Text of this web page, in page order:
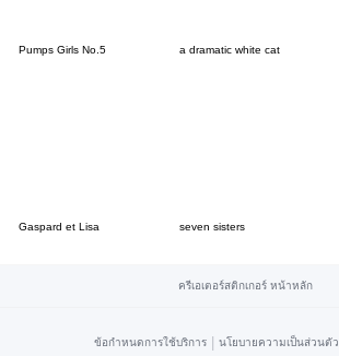
Pumps Girls No.5 a dramatic white cat
Gaspard et Lisa seven sisters
ครีเอเตอร์สติกเกอร์ หน้าหลัก
ข้อกำหนดการใช้บริการ | นโยบายความเป็นส่วนตัว